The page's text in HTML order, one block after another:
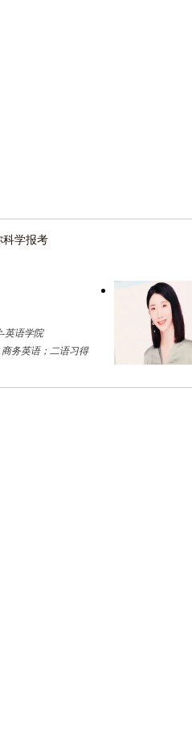
科学报考
-英语学院
务英语；二语习得